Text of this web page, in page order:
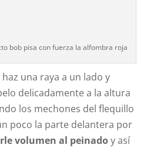
bob pisa con fuerza la alfombra roja
una raya a un lado y
delicadamente a la altura
los mechones del flequillo
poco la parte delantera por
volumen al peinadoy así